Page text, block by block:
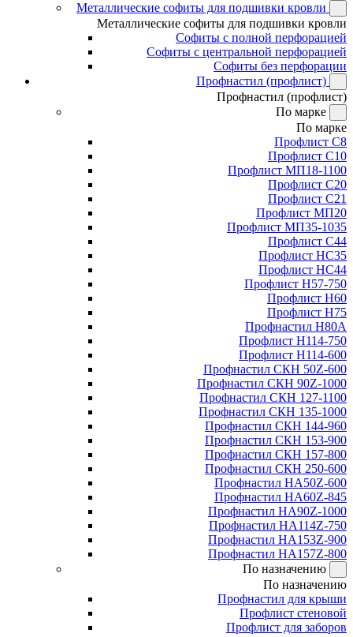
Металлические софиты для подшивки кровли
Металлические софиты для подшивки кровли
Софиты с полной перфорацией
Софиты с центральной перфорацией
Софиты без перфорации
Профнастил (профлист)
Профнастил (профлист)
По марке
По марке
Профлист С8
Профлист С10
Профлист МП18-1100
Профлист С20
Профлист С21
Профлист МП20
Профлист МП35-1035
Профлист С44
Профлист НС35
Профлист НС44
Профлист Н57-750
Профлист Н60
Профлист Н75
Профнастил Н80А
Профлист Н114-750
Профлист Н114-600
Профнастил СКН 50Z-600
Профнастил СКН 90Z-1000
Профнастил СКН 127-1100
Профнастил СКН 135-1000
Профнастил СКН 144-960
Профнастил СКН 153-900
Профнастил СКН 157-800
Профнастил СКН 250-600
Профнастил НА50Z-600
Профнастил НА60Z-845
Профнастил НА90Z-1000
Профнастил НА114Z-750
Профнастил НА153Z-900
Профнастил НА157Z-800
По назначению
По назначению
Профнастил для крыши
Профлист стеновой
Профлист для заборов